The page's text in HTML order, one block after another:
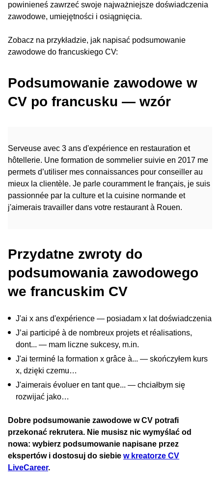
powinieneś zawrzeć swoje najważniejsze doświadczenia
zawodowe, umiejętności i osiągnięcia.
Zobacz na przykładzie, jak napisać podsumowanie
zawodowe do francuskiego CV:
Podsumowanie zawodowe w
CV po francusku — wzór
Serveuse avec 3 ans d'expérience en restauration et
hôtellerie. Une formation de sommelier suivie en 2017 me
permets d’utiliser mes connaissances pour conseiller au
mieux la clientèle. Je parle couramment le français, je suis
passionnée par la culture et la cuisine normande et
j'aimerais travailler dans votre restaurant à Rouen.
Przydatne zwroty do
podsumowania zawodowego
we francuskim CV
J'ai x ans d'expérience — posiadam x lat doświadczenia
J’ai participé à de nombreux projets et réalisations,
dont... — mam liczne sukcesy, m.in.
J'ai terminé la formation x grâce à... — skończyłem kurs
x, dzięki czemu…
J'aimerais évoluer en tant que... — chciałbym się
rozwijać jako…
Dobre podsumowanie zawodowe w CV potrafi
przekonać rekrutera. Nie musisz nic wymyślać od
nowa: wybierz podsumowanie napisane przez
ekspertów i dostosuj do siebie w kreatorze CV
LiveCareer.